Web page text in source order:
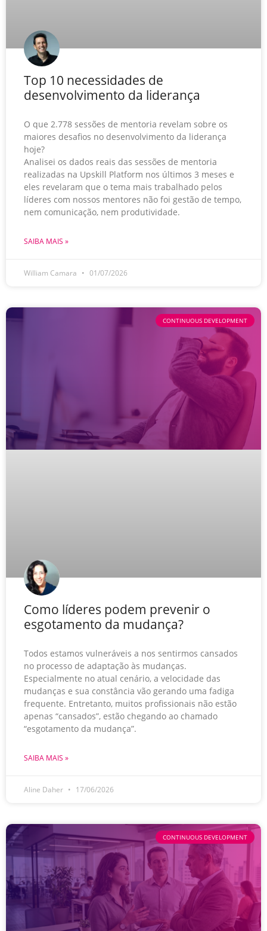
Top 10 necessidades de
desenvolvimento da liderança
O que 2.778 sessões de mentoria revelam sobre os
maiores desafios no desenvolvimento da liderança
hoje?
Analisei os dados reais das sessões de mentoria
realizadas na Upskill Platform nos últimos 3 meses e
eles revelaram que o tema mais trabalhado pelos
líderes com nossos mentores não foi gestão de tempo,
nem comunicação, nem produtividade.
SAIBA MAIS »
William Camara 01/07/2026
CONTINUOUS DEVELOPMENT
Como líderes podem prevenir o
esgotamento da mudança?
Todos estamos vulneráveis a nos sentirmos cansados
no processo de adaptação às mudanças.
Especialmente no atual cenário, a velocidade das
mudanças e sua constância vão gerando uma fadiga
frequente. Entretanto, muitos profissionais não estão
apenas “cansados”, estão chegando ao chamado
“esgotamento da mudança”.
SAIBA MAIS »
Aline Daher 17/06/2026
CONTINUOUS DEVELOPMENT